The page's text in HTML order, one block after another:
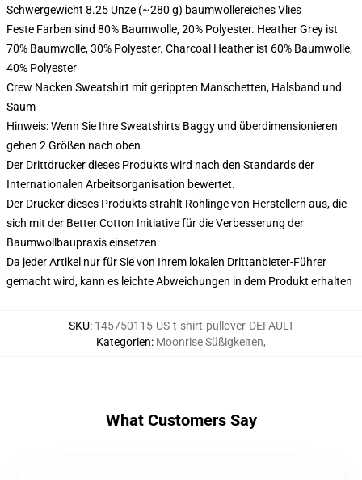
Schwergewicht 8.25 Unze (~280 g) baumwollereiches Vlies
Feste Farben sind 80% Baumwolle, 20% Polyester. Heather Grey ist
70% Baumwolle, 30% Polyester. Charcoal Heather ist 60% Baumwolle,
40% Polyester
Crew Nacken Sweatshirt mit gerippten Manschetten, Halsband und
Saum
Hinweis: Wenn Sie Ihre Sweatshirts Baggy und überdimensionieren
gehen 2 Größen nach oben
Der Drittdrucker dieses Produkts wird nach den Standards der
Internationalen Arbeitsorganisation bewertet.
Der Drucker dieses Produkts strahlt Rohlinge von Herstellern aus, die
sich mit der Better Cotton Initiative für die Verbesserung der
Baumwollbaupraxis einsetzen
Da jeder Artikel nur für Sie von Ihrem lokalen Drittanbieter-Führer
gemacht wird, kann es leichte Abweichungen in dem Produkt erhalten
SKU: 145750115-US-t-shirt-pullover-DEFAULT
Kategorien: Moonrise Süßigkeiten,
What Customers Say